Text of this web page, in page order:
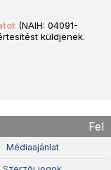
(NAIH: 04091-
küldjenek.
Fel
Médiaajánlat